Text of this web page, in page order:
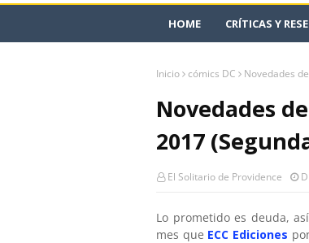
HOME CRÍTICAS Y
Inicio cómics DC Novedades
Novedades
2017
El Solitario de Providence
Lo prometido es deuda,
mes que ECC Ediciones